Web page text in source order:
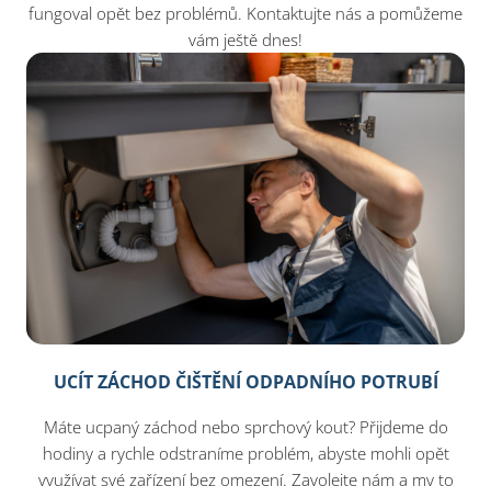
fungoval opět bez problémů. Kontaktujte nás a pomůžeme
vám ještě dnes!​
UCÍT ZÁCHOD ČIŠTĚNÍ ODPADNÍHO POTRUBÍ
Máte ucpaný záchod nebo sprchový kout? Přijdeme do
hodiny a rychle odstraníme problém, abyste mohli opět
využívat své zařízení bez omezení. Zavolejte nám a my to